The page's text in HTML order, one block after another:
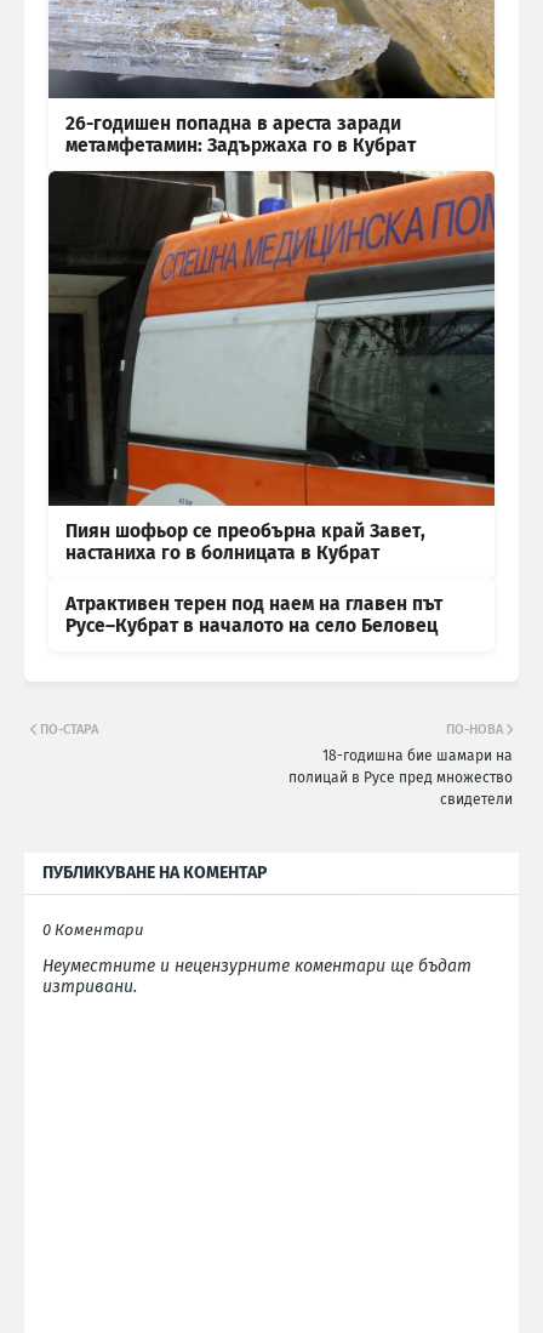
26-годишен попадна в ареста заради
метамфетамин: Задържаха го в Кубрат
Пиян шофьор се преобърна край Завет,
настаниха го в болницата в Кубрат
Атрактивен терен под наем на главен път
Русе–Кубрат в началото на село Беловец
ПО-НОВА
18-годишна бие шамари на
полицай в Русе пред множество
свидетели
ПО-СТАРА
ПУБЛИКУВАНЕ НА КОМЕНТАР
0 Коментари
Неуместните и нецензурните коментари ще бъдат
изтривани.